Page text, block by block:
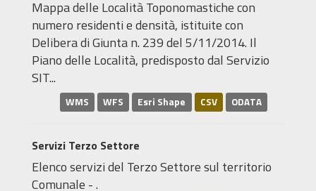
Mappa delle Località Toponomastiche con
numero residenti e densità, istituite con
Delibera di Giunta n. 239 del 5/11/2014. Il
Piano delle Località, predisposto dal Servizio
SIT...
WMS WFS Esri Shape CSV ODATA
Servizi Terzo Settore
Elenco servizi del Terzo Settore sul territorio
Comunale - .